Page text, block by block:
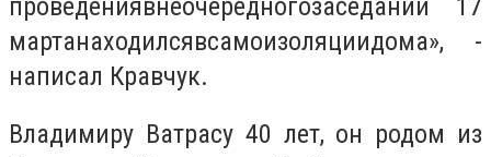
проведениявнеочередногозаседании 17
мартанаходилсявсамоизоляциидома», -
написал Кравчук.
Владимиру Ватрасу 40 лет, он родом из